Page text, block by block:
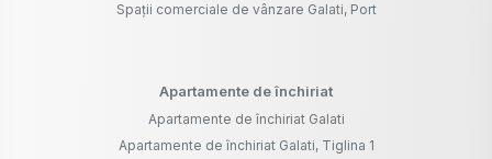
Spații comerciale de vânzare Galati, Port
Apartamente de închiriat
Apartamente de închiriat Galati
Apartamente de închiriat Galati, Tiglina 1